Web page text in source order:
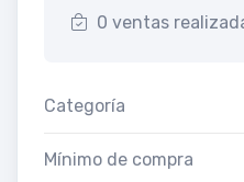
0 ventas
Categoría
Mínimo de compra